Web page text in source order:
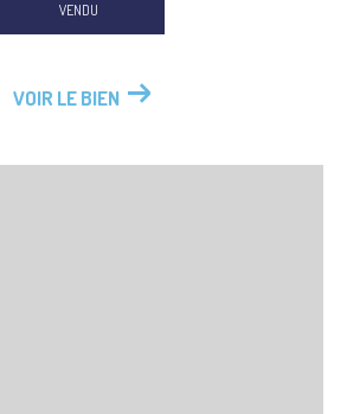
VENDU
VOIR LE BIEN